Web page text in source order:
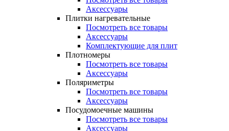
Аксессуары
Плитки нагревательные
Посмотреть все товары
Аксессуары
Комплектующие для плит
Плотномеры
Посмотреть все товары
Аксессуары
Поляриметры
Посмотреть все товары
Аксессуары
Посудомоечные машины
Посмотреть все товары
Аксессуары